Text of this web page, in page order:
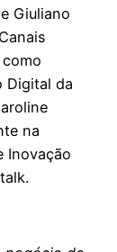
Giuliano
Digital da
na
Inovação